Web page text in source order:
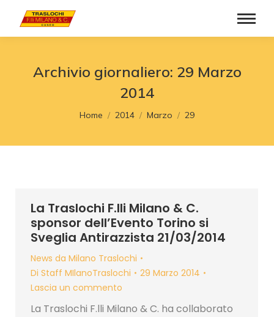
Archivio giornaliero: 29 Marzo
2014
Tu sei qui:
Home 2014 Marzo 29
La Traslochi F.lli Milano & C.
sponsor dell’Evento Torino si
Sveglia Antirazzista 21/03/2014
News da Milano Traslochi
Di Staff MIlanoTraslochi
29 Marzo 2014
Lascia un commento
La Traslochi F.lli Milano & C. ha collaborato